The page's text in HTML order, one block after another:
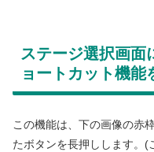
ステージ選択画面
ョートカット機能
この機能は、下の画像の赤
たボタンを長押しします。(